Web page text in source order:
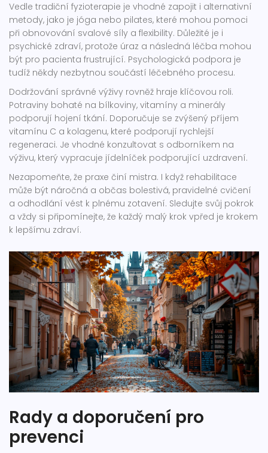
Vedle tradiční fyzioterapie je vhodné zapojit i alternativní
metody, jako je jóga nebo pilates, které mohou pomoci
při obnovování svalové síly a flexibility. Důležité je i
psychické zdraví, protože úraz a následná léčba mohou
být pro pacienta frustrující. Psychologická podpora je
tudíž někdy nezbytnou součástí léčebného procesu.
Dodržování správné výživy rovněž hraje klíčovou roli.
Potraviny bohaté na bílkoviny, vitamíny a minerály
podporují hojení tkání. Doporučuje se zvýšený příjem
vitamínu C a kolagenu, které podporují rychlejší
regeneraci. Je vhodné konzultovat s odborníkem na
výživu, který vypracuje jídelníček podporující uzdravení.
Nezapomeňte, že praxe činí mistra. I když rehabilitace
může být náročná a občas bolestivá, pravidelné cvičení
a odhodlání vést k plnému zotavení. Sledujte svůj pokrok
a vždy si připomínejte, že každý malý krok vpřed je krokem
k lepšímu zdraví.
Rady a doporučení pro
prevenci